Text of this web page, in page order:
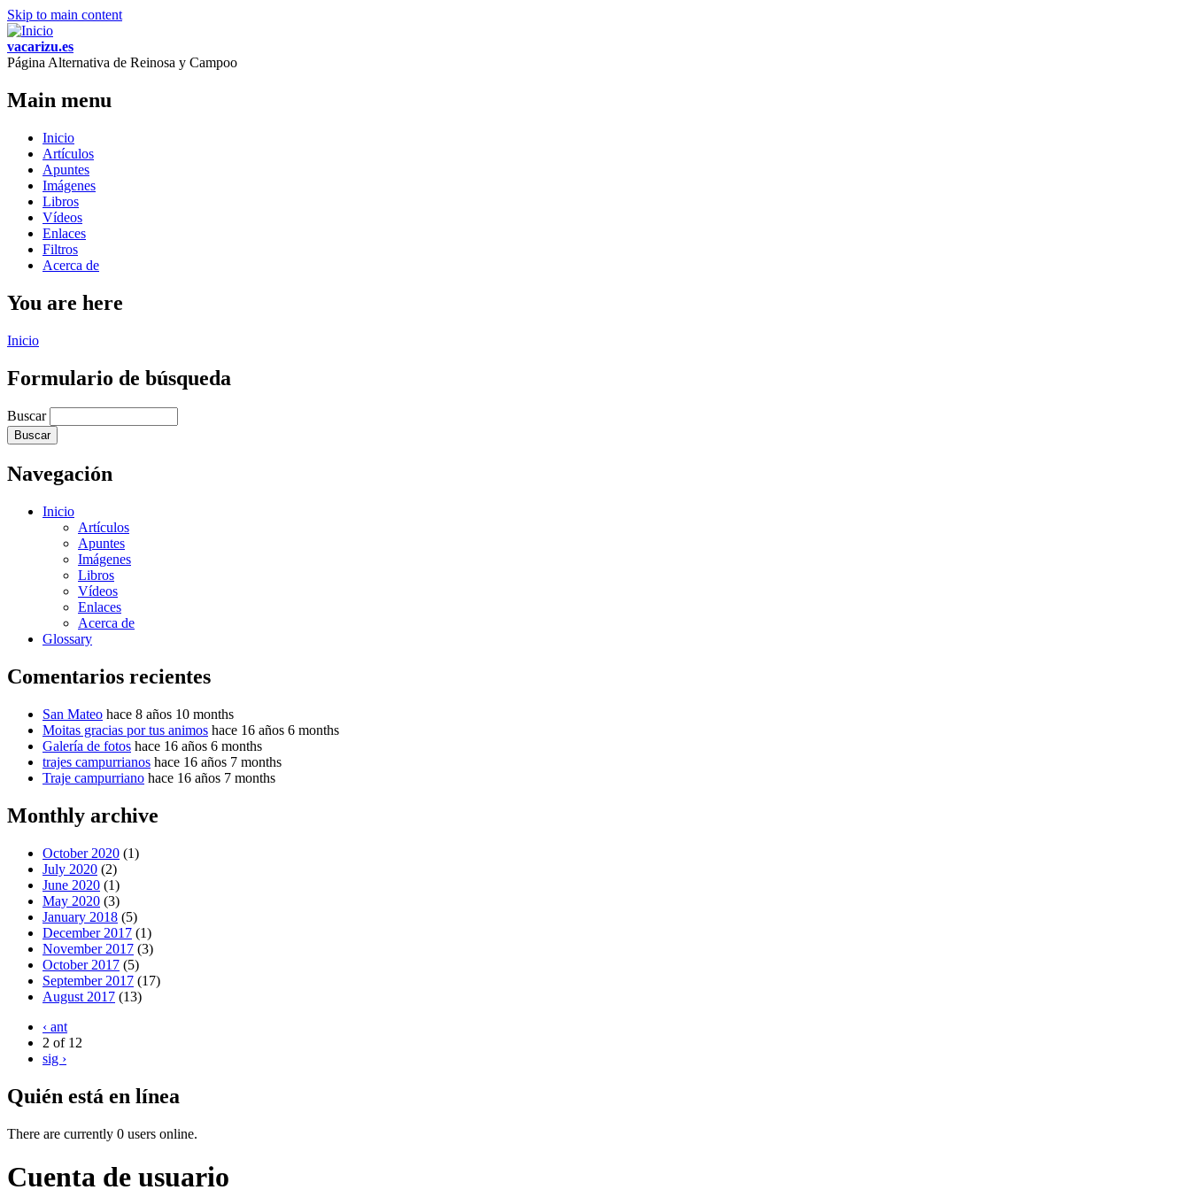
Skip to main content
vacarizu.es
Página Alternativa de Reinosa y Campoo
Main menu
Inicio
Artículos
Apuntes
Imágenes
Libros
Vídeos
Enlaces
Filtros
Acerca de
You are here
Inicio
Formulario de búsqueda
Buscar
Navegación
Inicio
Artículos
Apuntes
Imágenes
Libros
Vídeos
Enlaces
Acerca de
Glossary
Comentarios recientes
San Mateo hace 8 años 10 months
Moitas gracias por tus animos hace 16 años 6 months
Galería de fotos hace 16 años 6 months
trajes campurrianos hace 16 años 7 months
Traje campurriano hace 16 años 7 months
Monthly archive
October 2020 (1)
July 2020 (2)
June 2020 (1)
May 2020 (3)
January 2018 (5)
December 2017 (1)
November 2017 (3)
October 2017 (5)
September 2017 (17)
August 2017 (13)
‹ ant
2 of 12
sig ›
Quién está en línea
There are currently 0 users online.
Cuenta de usuario